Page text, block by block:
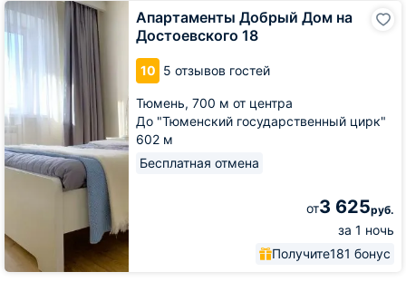
Апартаменты Добрый Дом на
Достоевского 18
10 5 отзывов гостей
Тюмень, 700 м от центра
До "Тюменский государственный цирк"
602 м
Бесплатная отмена
от3 625руб.
за 1 ночь
Получите181 бонус
Апартаменты
Дом
на
Достоевского